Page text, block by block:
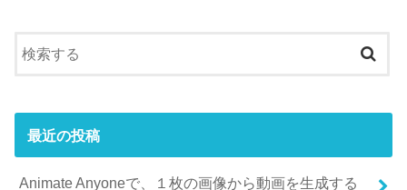
最近の投稿
Animate Anyoneで、１枚の画像から動画を生成する